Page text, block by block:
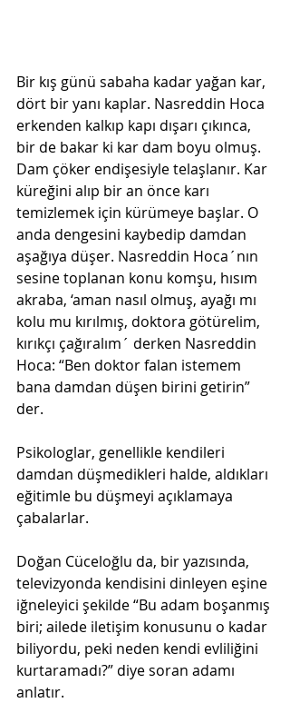
Bir kış günü sabaha kadar yağan kar,
dört bir yanı kaplar. Nasreddin Hoca
erkenden kalkıp kapı dışarı çıkınca,
bir de bakar ki kar dam boyu olmuş.
Dam çöker endişesiyle telaşlanır. Kar
küreğini alıp bir an önce karı
temizlemek için kürümeye başlar. O
anda dengesini kaybedip damdan
aşağıya düşer. Nasreddin Hoca´nın
sesine toplanan konu komşu, hısım
akraba, ‘aman nasıl olmuş, ayağı mı
kolu mu kırılmış, doktora götürelim,
kırıkçı çağıralım´ derken Nasreddin
Hoca: “Ben doktor falan istemem
bana damdan düşen birini getirin”
der.
Psikologlar, genellikle kendileri
damdan düşmedikleri halde, aldıkları
eğitimle bu düşmeyi açıklamaya
çabalarlar.
Doğan Cüceloğlu da, bir yazısında,
televizyonda kendisini dinleyen eşine
iğneleyici şekilde “Bu adam boşanmış
biri; ailede iletişim konusunu o kadar
biliyordu, peki neden kendi evliliğini
kurtaramadı?” diye soran adamı
anlatır.